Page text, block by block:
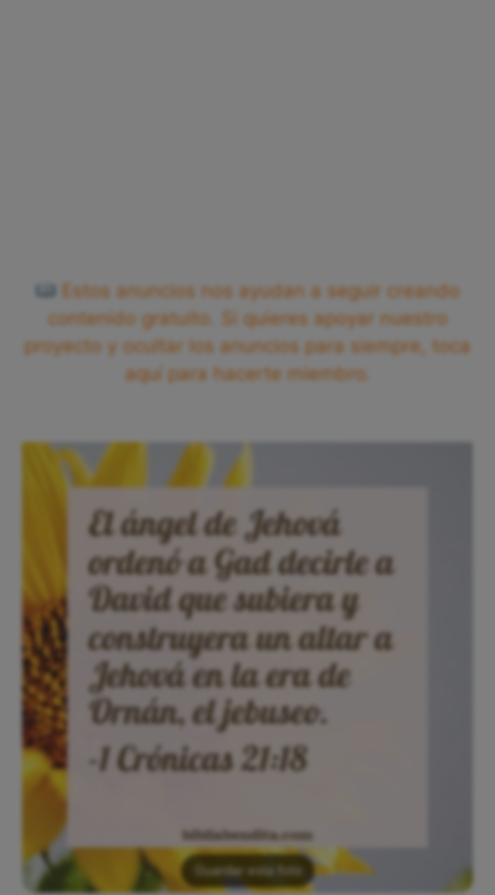
Estos anuncios nos ayudan a seguir creando
contenido gratuito. Si quieres apoyar nuestro
proyecto y ocultar los anuncios para siempre, toca
aquí para hacerte miembro.
Guardar esta foto